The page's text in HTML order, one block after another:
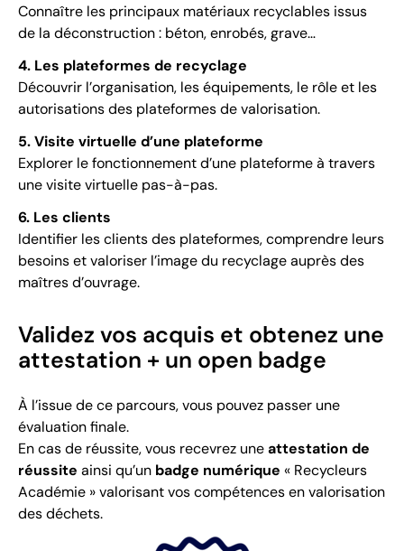
Connaître les principaux matériaux recyclables issus
de la déconstruction : béton, enrobés, grave…
4. Les plateformes de recyclage
Découvrir l’organisation, les équipements, le rôle et les
autorisations des plateformes de valorisation.
5. Visite virtuelle d’une plateforme
Explorer le fonctionnement d’une plateforme à travers
une visite virtuelle pas-à-pas.
6. Les clients
Identifier les clients des plateformes, comprendre leurs
besoins et valoriser l’image du recyclage auprès des
maîtres d’ouvrage.
Validez vos acquis et obtenez une
attestation + un open badge
À l’issue de ce parcours, vous pouvez passer une
évaluation finale.
En cas de réussite, vous recevrez uneattestation de
réussite ainsi qu’un badge numérique « Recycleurs
Académie » valorisant vos compétences en valorisation
des déchets.